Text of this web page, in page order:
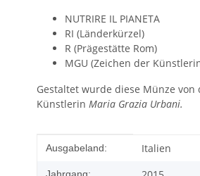
NUTRIRE IL PIANETA
RI (Länderkürzel)
R (Prägestätte Rom)
MGU (Zeichen der
Gestaltet wurde diese Münze
Künstlerin Maria Grazia Urbani.
Produkteigenschaft
Wert
Ausgabeland: Italien
Jahrgang: